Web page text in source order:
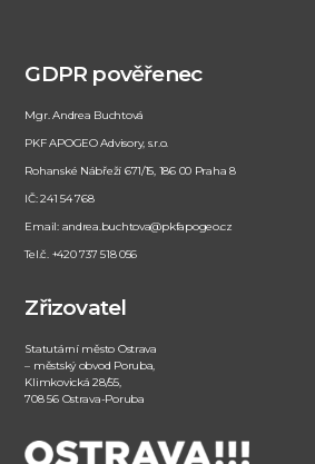
GDPR pověřenec
Mgr. Andrea Buchtová
PKF APOGEO Advisory, s.r.o.
Rohanské Nábřeží 671/15, 186 00 Praha 8
IČ: 241 54 768
Email: andrea.buchtova@pkfapogeo.cz
Tel.č. +420 737 518 056
Zřizovatel
Statutární město Ostrava
– městský obvod Poruba,
Klimkovická 28/55,
708 56 Ostrava-Poruba